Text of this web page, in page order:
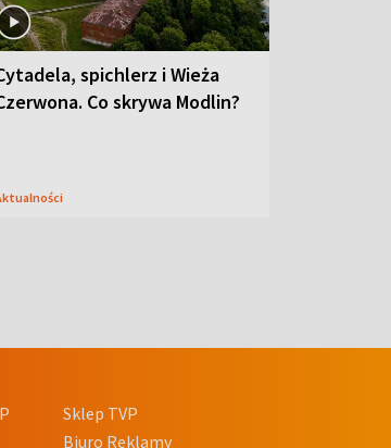
spichlerz i Wieża
Co skrywa Modlin?
Aktualności
Sklep TVP
Biuro Reklamy